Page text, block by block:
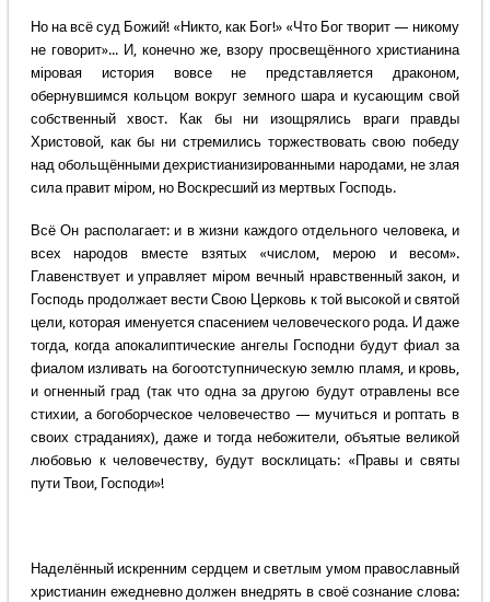
Но на всё суд Божий! «Никто, как Бог!» «Что Бог творит — никому
не говорит»... И, конечно же, взору просвещённого христианина
мiровая история вовсе не представляется драконом,
обернувшимся кольцом вокруг земного шара и кусающим свой
собственный хвост. Как бы ни изощрялись враги правды
Христовой, как бы ни стремились торжествовать свою победу
над обольщёнными дехристианизированными народами, не злая
сила правит мiром, но Воскресший из мертвых Господь.
Всё Он располагает: и в жизни каждого отдельного человека, и
всех народов вместе взятых «числом, мерою и весом».
Главенствует и управляет мiром вечный нравственный закон, и
Господь продолжает вести Свою Церковь к той высокой и святой
цели, которая именуется спасением человеческого рода. И даже
тогда, когда апокалиптические ангелы Господни будут фиал за
фиалом изливать на богоотступническую землю пламя, и кровь,
и огненный град (так что одна за другою будут отравлены все
стихии, а богоборческое человечество — мучиться и роптать в
своих страданиях), даже и тогда небожители, объятые великой
любовью к человечеству, будут восклицать: «Правы и святы
пути Твои, Господи»!
Наделённый искренним сердцем и светлым умом православный
христианин ежедневно должен внедрять в своё сознание слова: